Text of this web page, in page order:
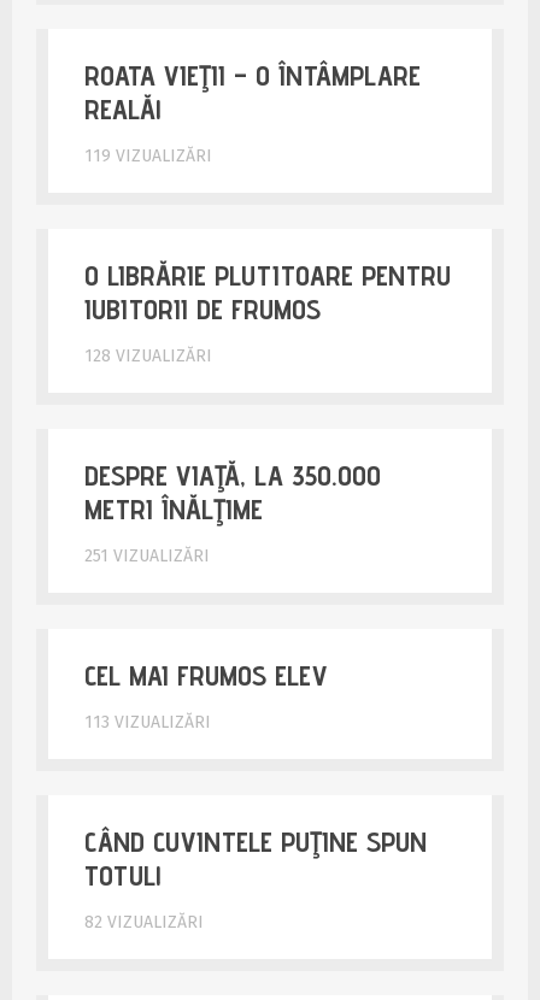
ROATA VIEŢII – O ÎNTÂMPLARE
REALĂ!
119 VIZUALIZĂRI
O LIBRĂRIE PLUTITOARE PENTRU
IUBITORII DE FRUMOS
128 VIZUALIZĂRI
DESPRE VIAŢĂ, LA 350.000
METRI ÎNĂLŢIME
251 VIZUALIZĂRI
CEL MAI FRUMOS ELEV
113 VIZUALIZĂRI
CÂND CUVINTELE PUŢINE SPUN
TOTUL!
82 VIZUALIZĂRI